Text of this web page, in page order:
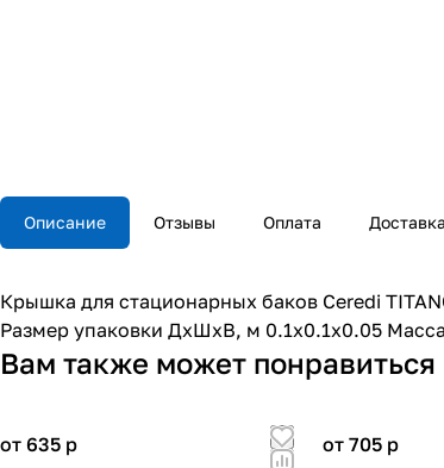
Описание Отзывы Оплата Доставка
Крышка для стационарных баков Ceredi
Размер упаковки ДхШхВ, м 0.1x0.1x0.05
Вам также может понравиться
от 635 p от 705 p